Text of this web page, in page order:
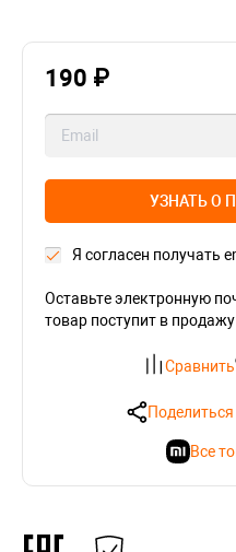
190 ₽
УЗНАТЬ О
Я согласен получать
Оставьте электронную
товар поступит в продажу
Сравнить
Поделиться
Все